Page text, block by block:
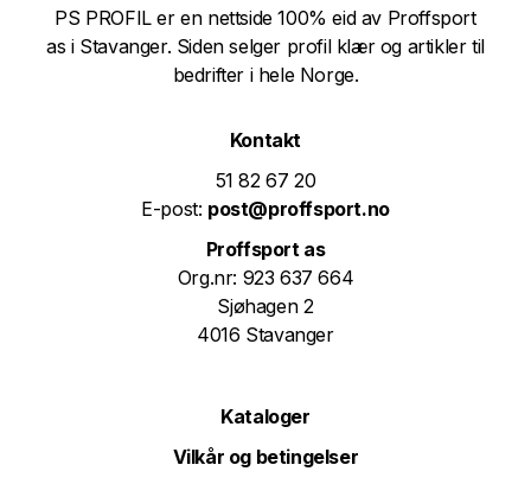
PS PROFIL er en nettside 100% eid av Proffsport
as i Stavanger. Siden selger profil klær og artikler til
bedrifter i hele Norge.
Kontakt
51 82 67 20
E-post: post@proffsport.no
Proffsport as
Org.nr: 923 637 664
Sjøhagen 2
4016 Stavanger
Kataloger
Vilkår og betingelser